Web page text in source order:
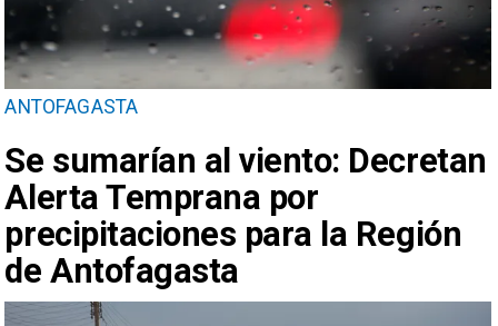
ANTOFAGASTA
Se sumarían al viento: Decretan
Alerta Temprana por
precipitaciones para la Región
de Antofagasta